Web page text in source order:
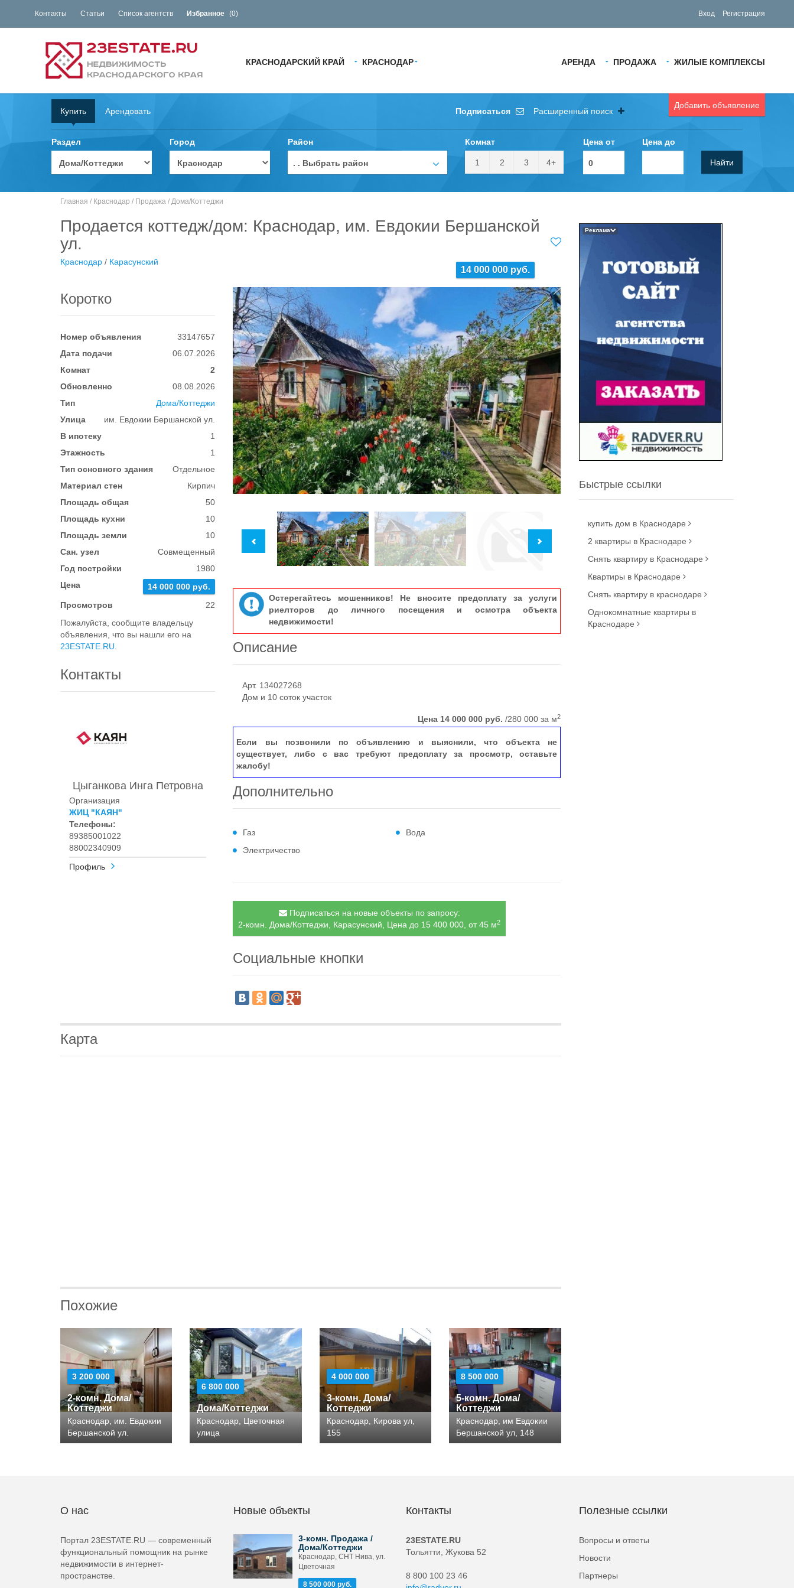
Контакты Статьи Список агентств Избранное (0) Вход Регистрация
АРЕНДА ПРОДАЖА ЖИЛЫЕ КОМПЛЕКСЫ
КРАСНОДАРСКИЙ КРАЙ КРАСНОДАР
Добавить объявление
Купить Арендовать Подписаться Расширенный поиск
Раздел Город Район
. . Выбрать район
Комнат
1 2 3 4+
Цена от Цена до
Найти
Главная / Краснодар / Продажа / Дома/Коттеджи
Продается коттедж/дом: Краснодар, им. Евдокии Бершанской
ул.
14 000 000 руб.
Краснодар / Карасунский
Коротко
Номер объявления
33147657
Дата подачи
06.07.2026
Комнат
2
Обновленно
08.08.2026
Тип
Дома/Коттеджи
Улица
им. Евдокии Бершанской ул.
В ипотеку
1
Этажность
1
Тип основного здания
Отдельное
Материал стен
Кирпич
Площадь общая
50
Площадь кухни
10
Площадь земли
10
Сан. узел
Совмещенный
Год постройки
1980
Цена
14 000 000 руб.
Просмотров
22
Пожалуйста, сообщите владельцу
объявления, что вы нашли его на
23ESTATE.RU
Контакты
Цыганкова Инга Петровна
Организация
ЖИЦ "КАЯН"
Телефоны:
89385001022
88002340909
Профиль
Остерегайтесь мошенников! Не вносите предоплату за услуги
риелторов до личного посещения и осмотра объекта
недвижимости!
Описание
Арт. 134027268
Дом и 10 соток участок
Цена 14 000 000 руб. /280 000 за м2
Если вы позвонили по объявлению и выяснили, что объекта не
существует, либо с вас требуют предоплату за просмотр, оставьте
жалобу!
Дополнительно
Газ
Вода
Электричество
Подписаться на новые объекты по запросу:
2-комн. Дома/Коттеджи, Карасунский, Цена до 15 400 000, от 45 м2
Социальные кнопки
Карта
Похожие
3 200 000
2-комн. Дома/
Коттеджи
Краснодар, им. Евдокии
Бершанской ул.
6 800 000
Дома/Коттеджи
Краснодар, Цветочная
улица
4 000 000
3-комн. Дома/
Коттеджи
Краснодар, Кирова ул,
155
8 500 000
5-комн. Дома/
Коттеджи
Краснодар, им Евдокии
Бершанской ул, 148
Реклама
Быстрые ссылки
купить дом в Краснодаре
2 квартиры в Краснодаре
Снять квартиру в Краснодаре
Квартиры в Краснодаре
Снять квартиру в краснодаре
Однокомнатные квартиры в
Краснодаре
О нас
Портал 23ESTATE.RU — современный
функциональный помощник на рынке
недвижимости в интернет-
пространстве.
Новые объекты
3-комн. Продажа /
Дома/Коттеджи
Краснодар, СНТ Нива, ул.
Цветочная
8 500 000 руб.
Контакты
23ESTATE.RU
Тольятти, Жукова 52
8 800 100 23 46
Полезные ссылки
Вопросы и ответы
Новости
Партнеры